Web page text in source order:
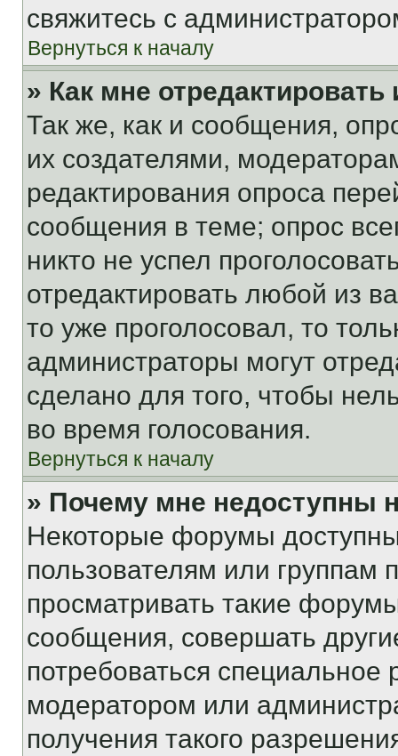
свяжитесь с
Вернуться к началу
» Как мне
Так же, как и сообщения,
их создателями,
редактирования опроса
сообщения в теме; опрос
никто не успел
отредактировать любой из
то уже проголосовал, то
администраторы могут
сделано для того, чтобы
во время голосования.
Вернуться к началу
» Почему мне недоступны
Некоторые форумы
пользователям или группам
просматривать такие
сообщения, совершать
потребоваться
модератором или
получения такого